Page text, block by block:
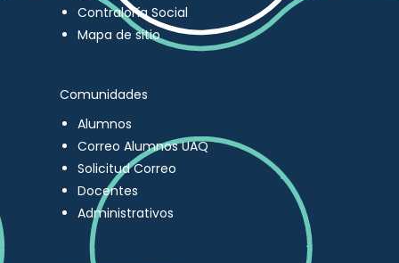
Contraloría Social
Mapa de sitio
Comunidades
Alumnos
Correo Alumnos UAQ
Solicitud Correo
Docentes
Administrativos